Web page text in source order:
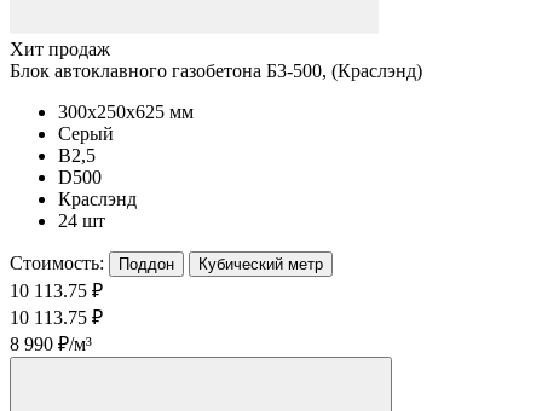
Хит продаж
Блок автоклавного газобетона Б3-500, (Краслэнд)
300x250x625 мм
Серый
B2,5
D500
Краслэнд
24 шт
Стоимость: Поддон Кубический метр
10 113.75 ₽
10 113.75 ₽
8 990 ₽/м³